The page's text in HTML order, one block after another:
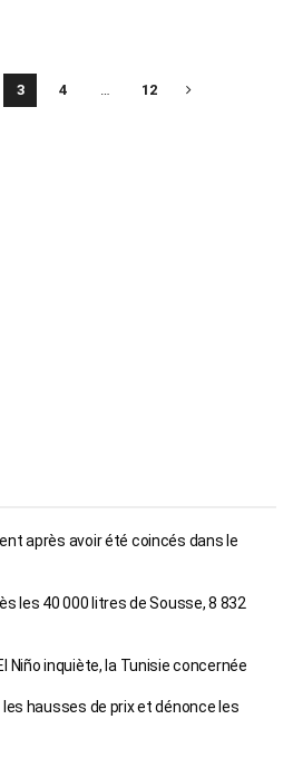
3 4 … 12
après avoir été coincés dans le
les 40 000 litres de Sousse, 8 832
Niño inquiète, la Tunisie concernée
les hausses de prix et dénonce les